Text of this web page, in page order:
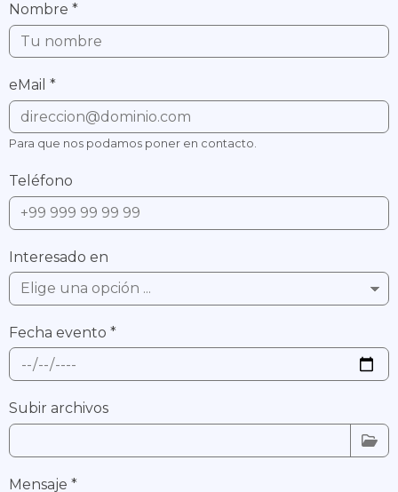
Nombre *
eMail *
Para que nos podamos poner en contacto.
Teléfono
Interesado en
Fecha evento *
Subir archivos
Mensaje *